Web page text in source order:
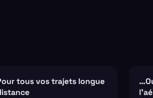
tous vos trajets longue